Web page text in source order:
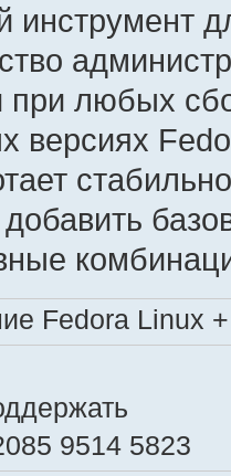
при любых
версиях
Fedora Linux
9514 5823